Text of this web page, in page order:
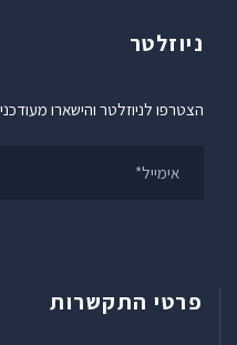
ניוזלטר
הצטרפו לניוזלטר והישארו
פרטי התקשרות